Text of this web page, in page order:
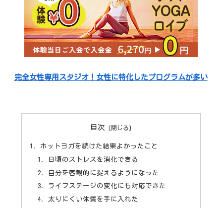
完全女性専用スタジオ！女性に特化したプログラムが多い
目次
ホットヨガを続けた結果よかったこと
日頃のストレスを消化できる
自分を客観的に捉えるようになった
ライフステージの変化にも対応できた
太りにくい体質を手に入れた